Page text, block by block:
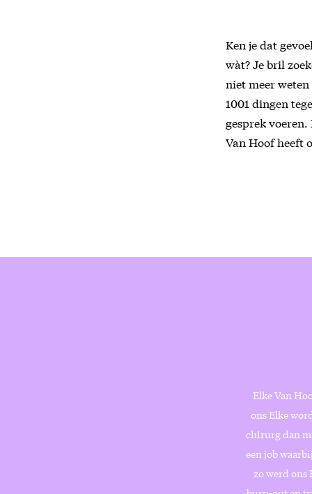
Ken je dat
wàt? Je bril
niet meer
1001 dingen
gesprek
Van Hoof heeft
Elke Van
ons Elke
chirurg dan
een job
zo werd ons